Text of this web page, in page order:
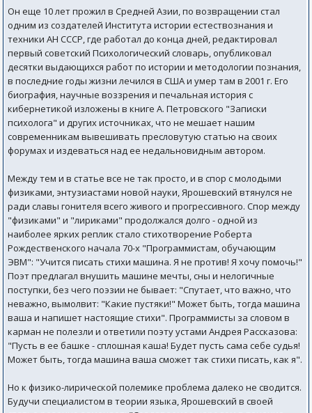
Он еще 10 лет прожил в Средней Азии, по возвращении стал
одним из создателей Института истории естествознания и
техники АН СССР, где работал до конца дней, редактировал
первый советский Психологический словарь, опубликовал
десятки выдающихся работ по истории и методологии познания,
в последние годы жизни лечился в США и умер там в 2001 г. Его
биография, научные воззрения и печальная история с
кибернетикой изложены в книге А. Петровского "Записки
психолога" и других источниках, что не мешает нашим
современникам вывешивать пресловутую статью на своих
форумах и издеваться над ее недальновидным автором.
Между тем и в статье все не так просто, и в спор с молодыми
физиками, энтузиастами новой науки, Ярошевский втянулся не
ради славы гонителя всего живого и прогрессивного. Спор между
"физиками" и "лириками" продолжался долго - одной из
наиболее ярких реплик стало стихотворение Роберта
Рождественского начала 70-х "Программистам, обучающим
ЭВМ": "Учится писать стихи машина. Я не против! Я хочу помочь!"
Поэт предлагал внушить машине мечты, сны и нелогичные
поступки, без чего поэзии не бывает: "Спутает, что важно, что
неважно, вымолвит: "Какие пустяки!" Может быть, тогда машина
ваша и напишет настоящие стихи". Программисты за словом в
карман не полезли и ответили поэту устами Андрея Рассказова:
"Пусть в ее башке - сплошная каша! Будет пусть сама себе судья!
Может быть, тогда машина ваша сможет так стихи писать, как я".
Но к физико-лирической полемике проблема далеко не сводится.
Будучи специалистом в теории языка, Ярошевский в своей